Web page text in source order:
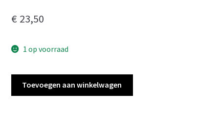
€ 23,50
1 op voorraad
onderzetters
Toevoegen aan winkelwagen